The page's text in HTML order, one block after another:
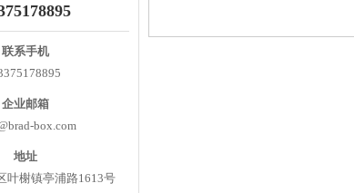
联系手机
企业邮箱
box.com
地址
叶榭镇亭浦路1613号